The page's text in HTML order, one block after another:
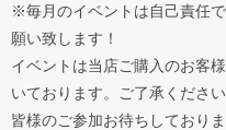
※毎月のイベントは自己責任
願い致します！
イベントは当店ご購入のお客
いております。ご了承ください
皆様のご参加お待ちしておりま